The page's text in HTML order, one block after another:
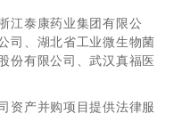
案提供法律服务，获得大
、单位行贿案辩护，获
江泰康药业集团有限公
司、湖北省工业微生物菌
份有限公司、武汉真福医
资产并购项目提供法律服